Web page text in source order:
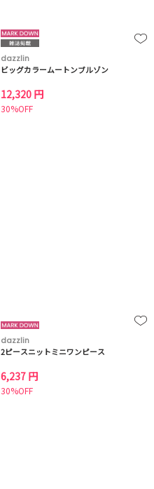
dazzlin
ビッグカラームートンブルゾン
12,320 円
30%OFF
dazzlin
2ピースニットミニワンピース
6,237 円
30%OFF